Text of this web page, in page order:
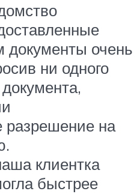
очень
ни одного
разрешение на
клиентка
быстрее